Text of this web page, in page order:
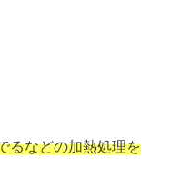
るなどの加熱処理を